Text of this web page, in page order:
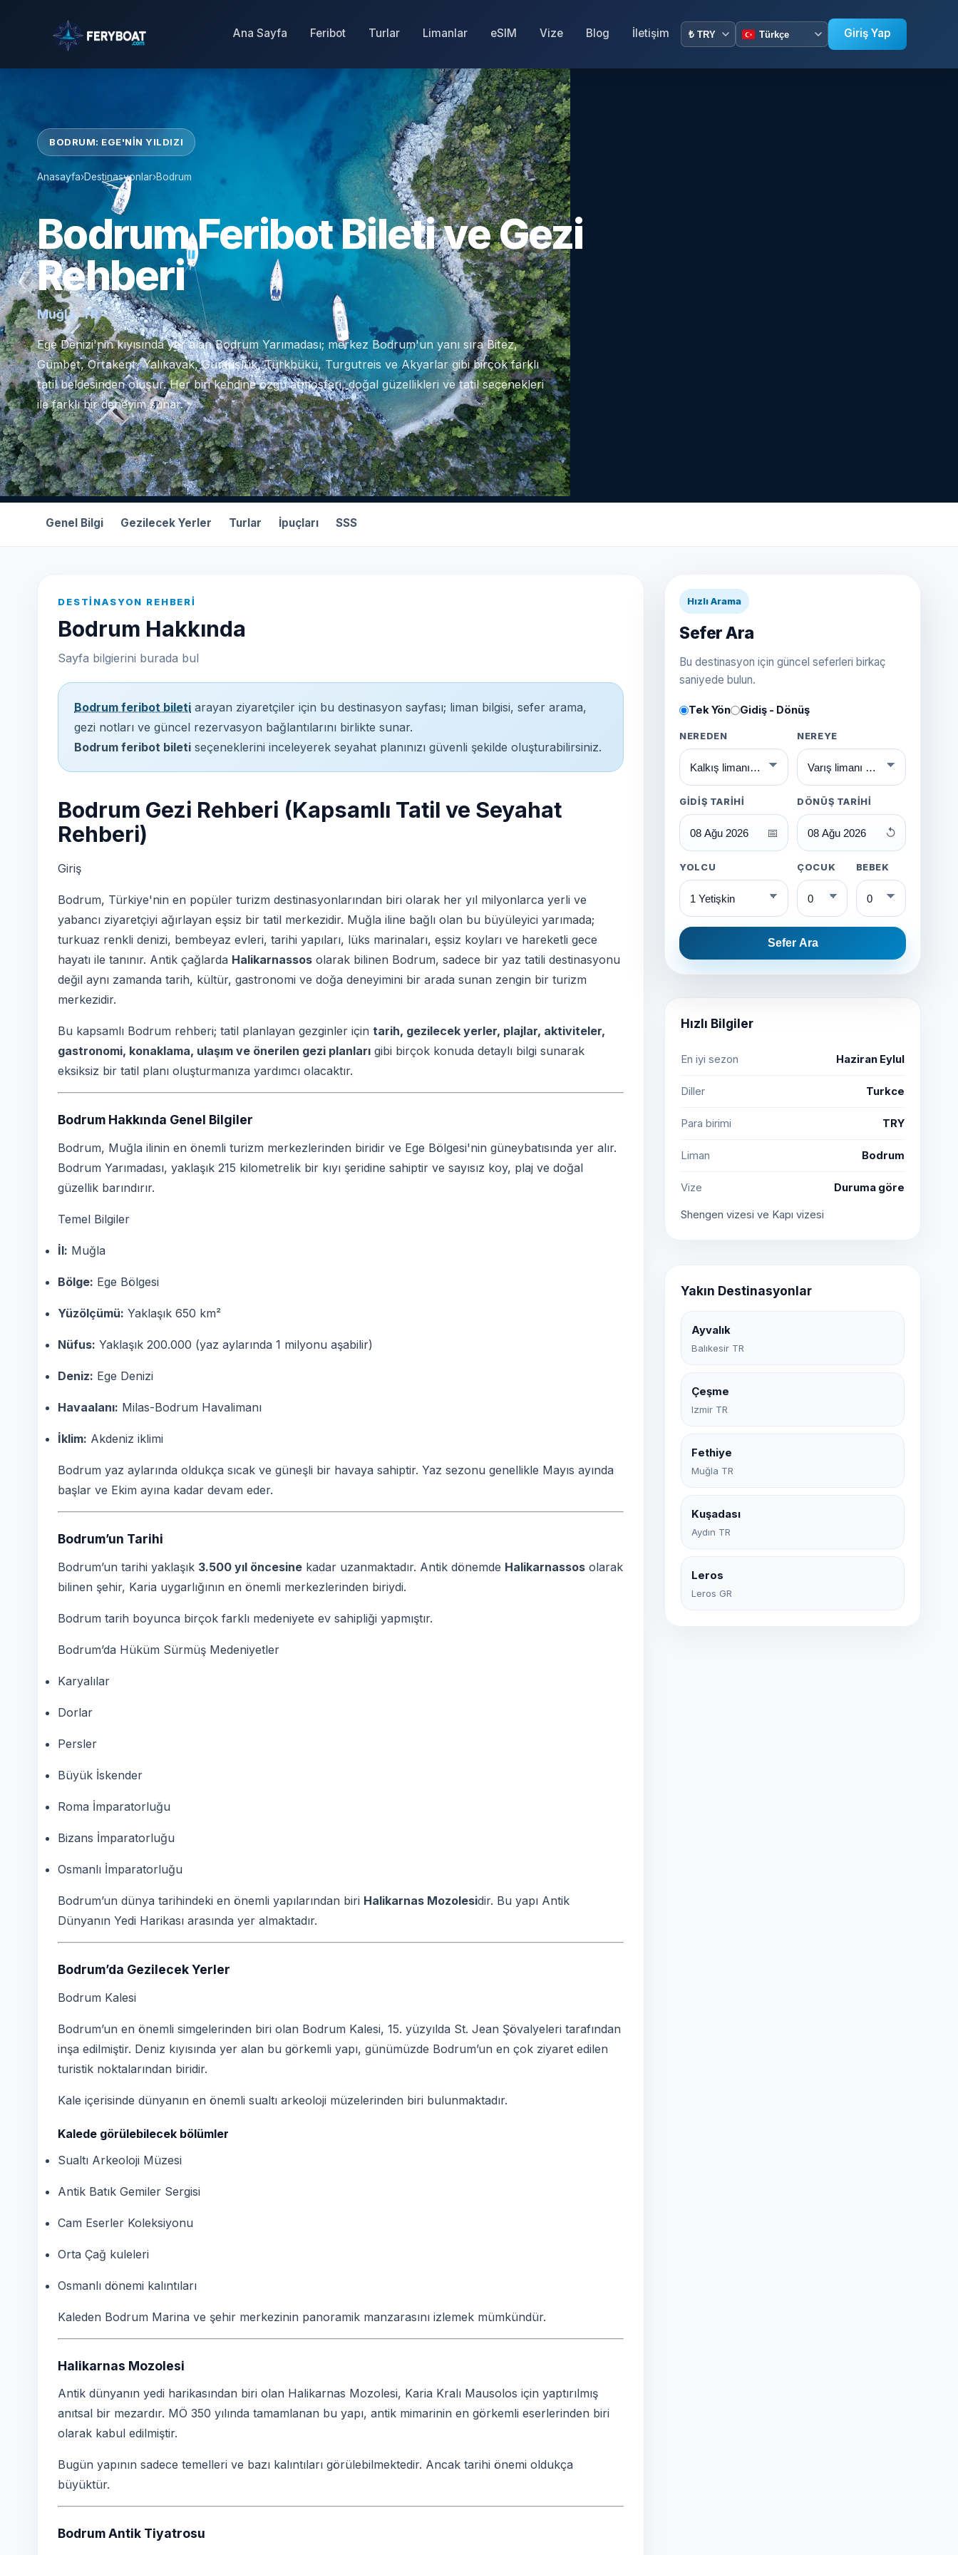
Ana Sayfa Feribot Turlar Limanlar eSIM Vize Blog İletişim Giriş Yap
BODRUM: EGE'NIN YILDIZI
Anasayfa›Destinasyonlar›Bodrum
Bodrum Feribot Bileti ve Gezi
Rehberi
Muğla, TR
Ege Denizi'nin kıyısında yer alan Bodrum Yarımadası; merkez Bodrum'un yanı sıra Bitez,
Gümbet, Ortakent, Yalıkavak, Gümüşlük, Türkbükü, Turgutreis ve Akyarlar gibi birçok farklı
tatil beldesinden oluşur. Her biri kendine özgü atmosferi, doğal güzellikleri ve tatil seçenekleri
ile farklı bir deneyim sunar.
Genel Bilgi Gezilecek Yerler Turlar İpuçları SSS
DESTINASYON REHBERI
Bodrum Hakkında
Sayfa bilgierini burada bul
Bodrum feribot bileti arayan ziyaretçiler için bu destinasyon sayfası; liman bilgisi, sefer arama,
gezi notları ve güncel rezervasyon bağlantılarını birlikte sunar.
Bodrum feribot bileti seçeneklerini inceleyerek seyahat planınızı güvenli şekilde oluşturabilirsiniz.
Bodrum Gezi Rehberi (Kapsamlı Tatil ve Seyahat
Rehberi)
Giriş
Bodrum, Türkiye'nin en popüler turizm destinasyonlarından biri olarak her yıl milyonlarca yerli ve
yabancı ziyaretçiyi ağırlayan eşsiz bir tatil merkezidir. Muğla iline bağlı olan bu büyüleyici yarımada;
turkuaz renkli denizi, bembeyaz evleri, tarihi yapıları, lüks marinaları, eşsiz koyları ve hareketli gece
hayatı ile tanınır. Antik çağlarda Halikarnassos olarak bilinen Bodrum, sadece bir yaz tatili destinasyonu
değil aynı zamanda tarih, kültür, gastronomi ve doğa deneyimini bir arada sunan zengin bir turizm
merkezidir.
Bu kapsamlı Bodrum rehberi; tatil planlayan gezginler için tarih, gezilecek yerler, plajlar, aktiviteler,
gastronomi, konaklama, ulaşım ve önerilen gezi planları gibi birçok konuda detaylı bilgi sunarak
eksiksiz bir tatil planı oluşturmanıza yardımcı olacaktır.
Bodrum Hakkında Genel Bilgiler
Bodrum, Muğla ilinin en önemli turizm merkezlerinden biridir ve Ege Bölgesi'nin güneybatısında yer alır.
Bodrum Yarımadası, yaklaşık 215 kilometrelik bir kıyı şeridine sahiptir ve sayısız koy, plaj ve doğal
güzellik barındırır.
Temel Bilgiler
İl: Muğla
Bölge: Ege Bölgesi
Yüzölçümü: Yaklaşık 650 km²
Nüfus: Yaklaşık 200.000 (yaz aylarında 1 milyonu aşabilir)
Deniz: Ege Denizi
Havaalanı: Milas-Bodrum Havalimanı
İklim: Akdeniz iklimi
Bodrum yaz aylarında oldukça sıcak ve güneşli bir havaya sahiptir. Yaz sezonu genellikle Mayıs ayında
başlar ve Ekim ayına kadar devam eder.
Bodrum’un Tarihi
Bodrum’un tarihi yaklaşık 3.500 yıl öncesine kadar uzanmaktadır. Antik dönemde Halikarnassos olarak
bilinen şehir, Karia uygarlığının en önemli merkezlerinden biriydi.
Bodrum tarih boyunca birçok farklı medeniyete ev sahipliği yapmıştır.
Bodrum’da Hüküm Sürmüş Medeniyetler
Karyalılar
Dorlar
Persler
Büyük İskender
Roma İmparatorluğu
Bizans İmparatorluğu
Osmanlı İmparatorluğu
Bodrum’un dünya tarihindeki en önemli yapılarından biri Halikarnas Mozolesidir. Bu yapı Antik
Dünyanın Yedi Harikası arasında yer almaktadır.
Bodrum’da Gezilecek Yerler
Bodrum Kalesi
Bodrum’un en önemli simgelerinden biri olan Bodrum Kalesi, 15. yüzyılda St. Jean Şövalyeleri tarafından
inşa edilmiştir. Deniz kıyısında yer alan bu görkemli yapı, günümüzde Bodrum’un en çok ziyaret edilen
turistik noktalarından biridir.
Kale içerisinde dünyanın en önemli sualtı arkeoloji müzelerinden biri bulunmaktadır.
Kalede görülebilecek bölümler
Sualtı Arkeoloji Müzesi
Antik Batık Gemiler Sergisi
Cam Eserler Koleksiyonu
Orta Çağ kuleleri
Osmanlı dönemi kalıntıları
Kaleden Bodrum Marina ve şehir merkezinin panoramik manzarasını izlemek mümkündür.
Halikarnas Mozolesi
Antik dünyanın yedi harikasından biri olan Halikarnas Mozolesi, Karia Kralı Mausolos için yaptırılmış
anıtsal bir mezardır. MÖ 350 yılında tamamlanan bu yapı, antik mimarinin en görkemli eserlerinden biri
olarak kabul edilmiştir.
Bugün yapının sadece temelleri ve bazı kalıntıları görülebilmektedir. Ancak tarihi önemi oldukça
büyüktür.
Bodrum Antik Tiyatrosu
Hızlı Arama
Sefer Ara
Bu destinasyon için güncel seferleri birkaç
saniyede bulun.
Tek Yön Gidiş - Dönüş
NEREDEN NEREYE
GIDIŞ TARIHI
📅
DÖNÜŞ TARIHI
↺
YOLCU ÇOCUK BEBEK
Sefer Ara
Hızlı Bilgiler
En iyi sezon Haziran Eylul
Diller Turkce
Para birimi TRY
Liman Bodrum
Vize Duruma göre
Shengen vizesi ve Kapı vizesi
Yakın Destinasyonlar
Ayvalık
Balıkesir TR
Çeşme
Izmir TR
Fethiye
Muğla TR
Kuşadası
Aydın TR
Leros
Leros GR